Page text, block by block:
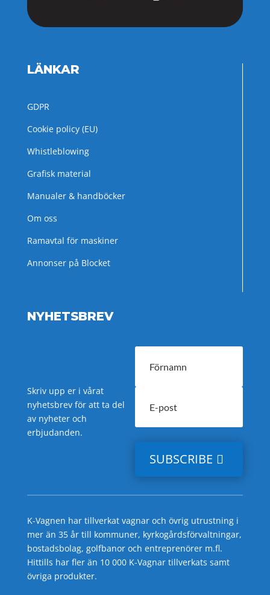
LÄNKAR
GDPR
Cookie policy (EU)
Whistleblowing
Grafisk material
Manualer & handböcker
Om oss
Ramavtal för maskiner
Annonser på Blocket
NYHETSBREV
Skriv upp er i vårat
nyhetsbrev för att ta del
av nyheter och
erbjudanden.
SUBSCRIBE
K-Vagnen har tillverkat vagnar och övrig utrustning i
mer än 35 år till kommuner, kyrkogårdsförvaltningar,
bostadsbolag, golfbanor och entreprenörer m.fl.
Hittills har fler än 10 000 K-Vagnar tillverkats samt
övriga produkter.